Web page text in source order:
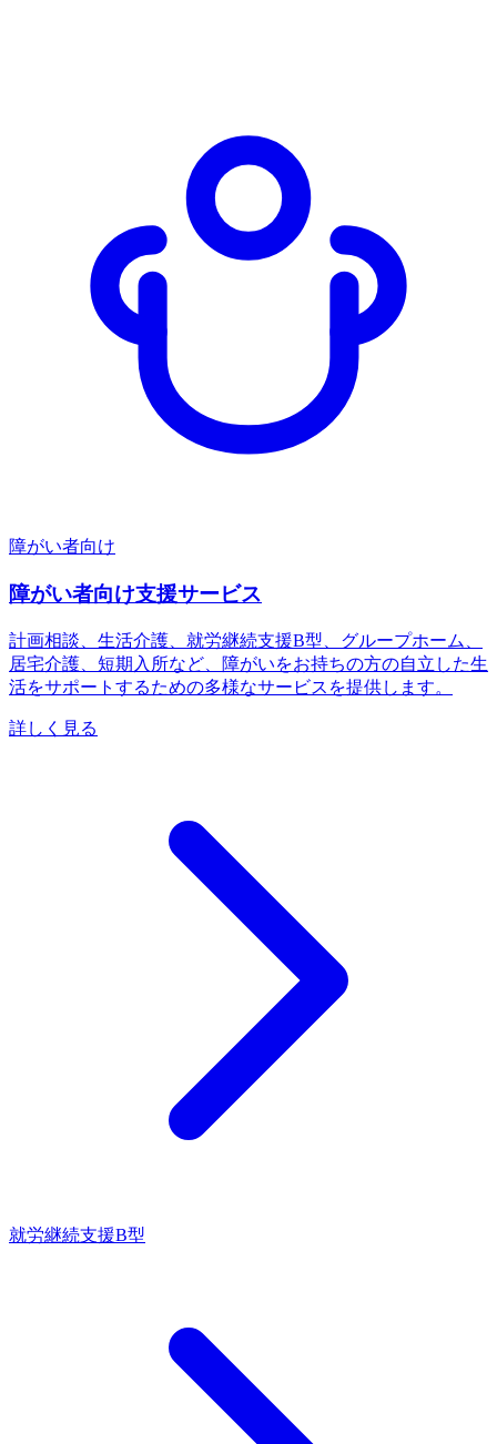
障がい者向け
障がい者向け支援サービス
計画相談、生活介護、就労継続支援B型、グループホーム、
居宅介護、短期入所など、障がいをお持ちの方の自立した生
活をサポートするための多様なサービスを提供します。
詳しく見る
就労継続支援B型